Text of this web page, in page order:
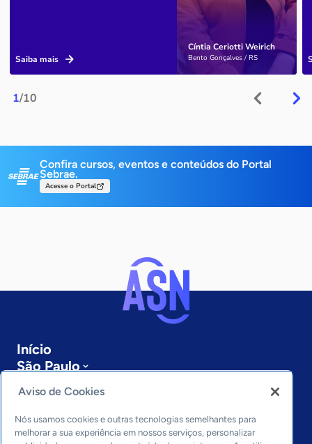
1/10
Cíntia Ceriotti Weirich
Bento Gonçalves / RS
Saiba mais
Confira cursos, eventos e conteúdos do Portal
Sebrae.
Acesse o Portal
Início
São Paulo
Sobre a ASN
Últimas notícias
Entre em contato
Editorias
Aviso de Cookies
Nós usamos cookies e outras tecnologias semelhantes para
melhorar a sua experiência em nossos serviços, personalizar